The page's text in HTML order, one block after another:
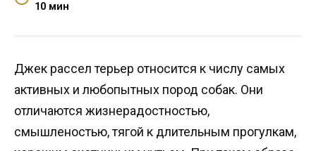
10 мин
Джек рассел терьер относится к числу самых
активных и любопытных пород собак. Они
отличаются жизнерадостностью,
смышленостью, тягой к длительным прогулкам,